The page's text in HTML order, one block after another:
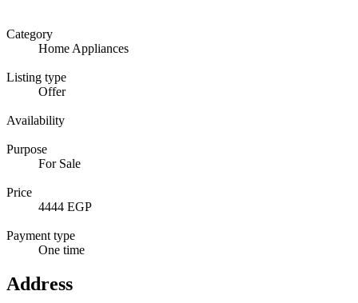
Category
Home Appliances
Listing type
Offer
Availability
Purpose
For Sale
Price
4444 EGP
Payment type
One time
Address